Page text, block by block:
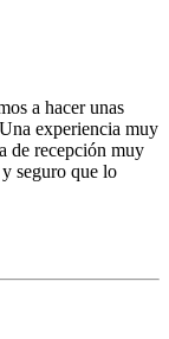
a hacer unas
experiencia muy
de recepción muy
seguro que lo